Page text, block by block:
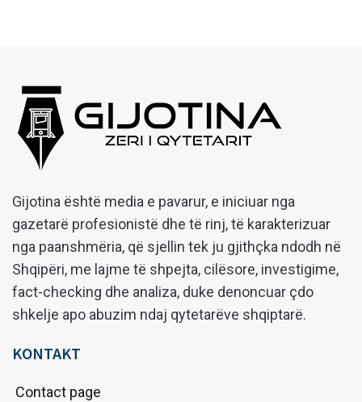
Gijotina është media e pavarur, e iniciuar nga
gazetarë profesionistë dhe të rinj, të karakterizuar
nga paanshmëria, që sjellin tek ju gjithçka ndodh në
Shqipëri, me lajme të shpejta, cilësore, investigime,
fact-checking dhe analiza, duke denoncuar çdo
shkelje apo abuzim ndaj qytetarëve shqiptarë.
KONTAKT
Contact page